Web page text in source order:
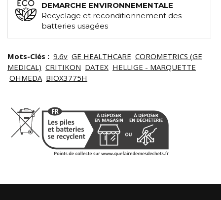
DEMARCHE ENVIRONNEMENTALE
Recyclage et reconditionnement des
batteries usagées
Mots-Clés : 9.6v GE HEALTHCARE COROMETRICS (GE
MEDICAL) CRITIKON DATEX HELLIGE - MARQUETTE
OHMEDA BIOX3775H